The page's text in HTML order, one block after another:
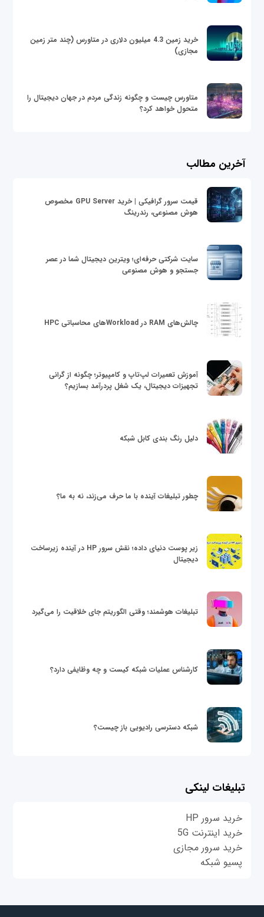
خرید زمین 4.3 میلیون دلاری در متاورس (چند متر زمین
مجازی)
متاورس چیست و چگونه زندگی مردم در جهان دیجیتال را
متحول خواهد کرد؟
آخرین مطالب
قیمت سرور گرافیکی | خرید GPU Server مخصوص
هوش مصنوعی، رندرینگ
سایت شرکتی حرفه‌ای؛ ویترین دیجیتال شما در عصر
جستجو و هوش مصنوعی
چالش‌های RAM در Workloadهای محاسباتی HPC
آموزش تعمیرات لپ‌تاپ و کامپیوتر؛ چگونه از گرانی
تجهیزات دیجیتال، یک شغل پردرآمد بسازیم؟
دلیل رنگ بندی کابل شبکه
چطور تبلیغات آینده با ما حرف می‌زند، نه به ما؟
زیر پوست دنیای داده؛ نقش سرور HP در آینده زیرساخت
دیجیتال
تبلیغات هوشمند؛ وقتی الگوریتم جای خلاقیت را می‌گیرد
کارشناس عملیات شبکه کیست و چه وظایفی دارد؟
شبکه دسترسی رادیویی باز چیست؟
تبلیغات لینکی
خرید سرور HP
خرید اینترنت 5G
خرید سرور مجازی
پسیو شبکه